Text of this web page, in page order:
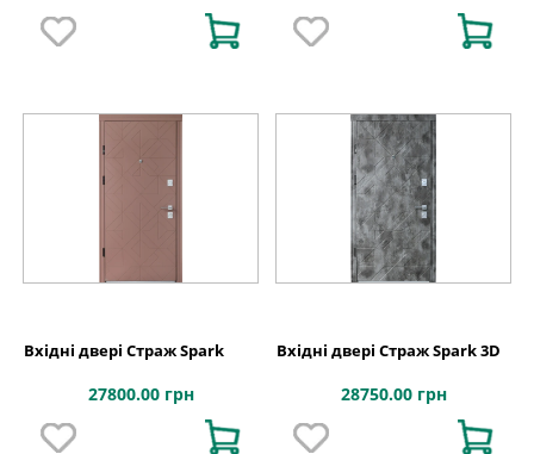
Вхідні двері Страж Spark
27800.00 грн
Вхідні двері Страж Spark 3D
28750.00 грн